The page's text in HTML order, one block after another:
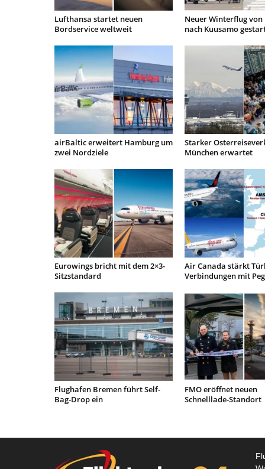
Lufthansa startet neuen
Bordservice weltweit
Neuer Winterflug
nach Kuusamo
airBaltic erweitert Hamburg um
zwei Nordziele
Starker
München erwartet
Eurowings bricht mit dem 2×3-
Sitzstandard
Air Canada stärkt
Verbindungen mit
Flughafen Bremen führt Self-
Bag-Drop ein
FMO eröffnet neuen
Schnelllade-Standort